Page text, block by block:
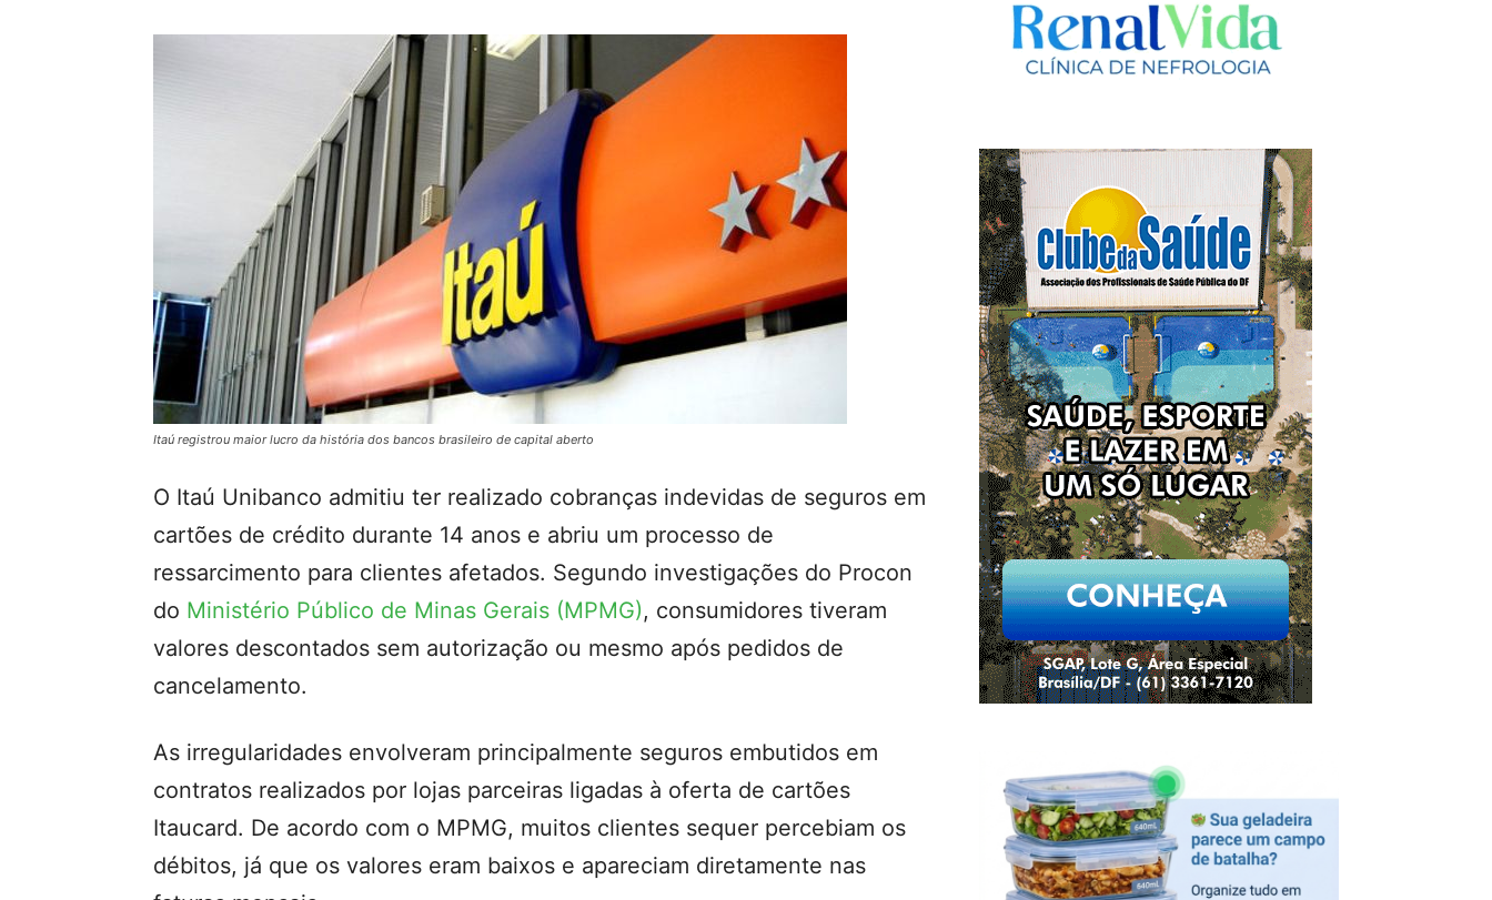
Itaú registrou maior lucro da história dos bancos brasileiro de capital aberto
O Itaú Unibanco admitiu ter realizado cobranças indevidas de seguros em
cartões de crédito durante 14 anos e abriu um processo de
ressarcimento para clientes afetados. Segundo investigações do Procon
do Ministério Público de Minas Gerais (MPMG), consumidores tiveram
valores descontados sem autorização ou mesmo após pedidos de
cancelamento.
As irregularidades envolveram principalmente seguros embutidos em
contratos realizados por lojas parceiras ligadas à oferta de cartões
Itaucard. De acordo com o MPMG, muitos clientes sequer percebiam os
débitos, já que os valores eram baixos e apareciam diretamente nas